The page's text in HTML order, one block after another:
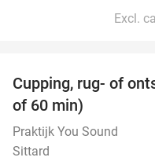
Excl.
Cupping, rug- of
of 60 min)
Praktijk You Sound
Sittard